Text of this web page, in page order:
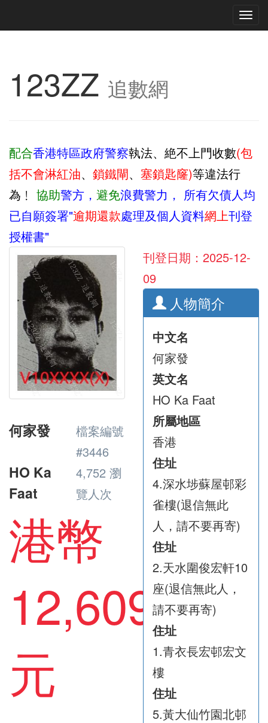
123ZZ 追數網
配合香港特區政府警察執法、絶不上門收數(包
括不會淋紅油、 鎖鐵閘、 塞鎖匙窿)等違法行
為﹗ 協助警方， 避免浪費警力， 所有欠債人均
已自願簽署"逾期還款處理及個人資料網上刊登
授權書"
何家發
檔案編號
#3446
HO Ka
Faat
4,752 瀏
覽人次
港幣
12,609
元
刊登日期：2025-12-
09
人物簡介
中文名
何家發
英文名
HO Ka Faat
所屬地區
香港
住址
4.深水埗蘇屋邨彩
雀樓(退信無此
人，請不要再寄)
住址
2.天水圍俊宏軒10
座(退信無此人，
請不要再寄)
住址
1.青衣長宏邨宏文
樓
住址
5.黃大仙竹園北邨